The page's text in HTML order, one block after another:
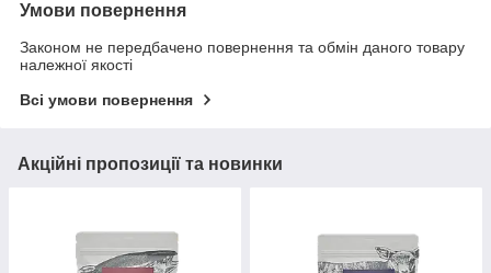
Умови повернення
Законом не передбачено повернення та обмін даного товару
належної якості
Всі умови повернення
Акційні пропозиції та новинки